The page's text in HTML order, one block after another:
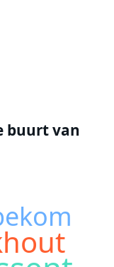
buurt van